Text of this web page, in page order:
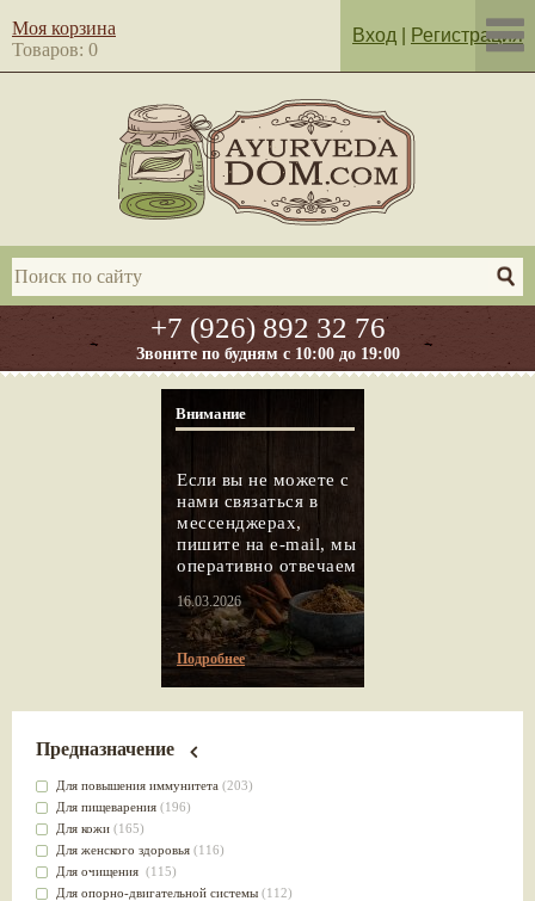
+7 (926) 892 32 76
Звоните по будням с 10:00 до 19:00
Моя корзина
Товаров: 0
Вход Регистрация
Внимание
Если вы не можете с
нами связаться в
мессенджерах,
пишите на e-mail, мы
оперативно отвечаем
16.03.2026
Подробнее
Предназначение
Для повышения иммунитета (203)
Для пищеварения (196)
Для кожи (165)
Для женского здоровья (116)
Для очищения (115)
Для опорно-двигательной системы (112)